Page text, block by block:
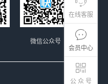
在线客服
会员中心
公 众 号
微信公众号